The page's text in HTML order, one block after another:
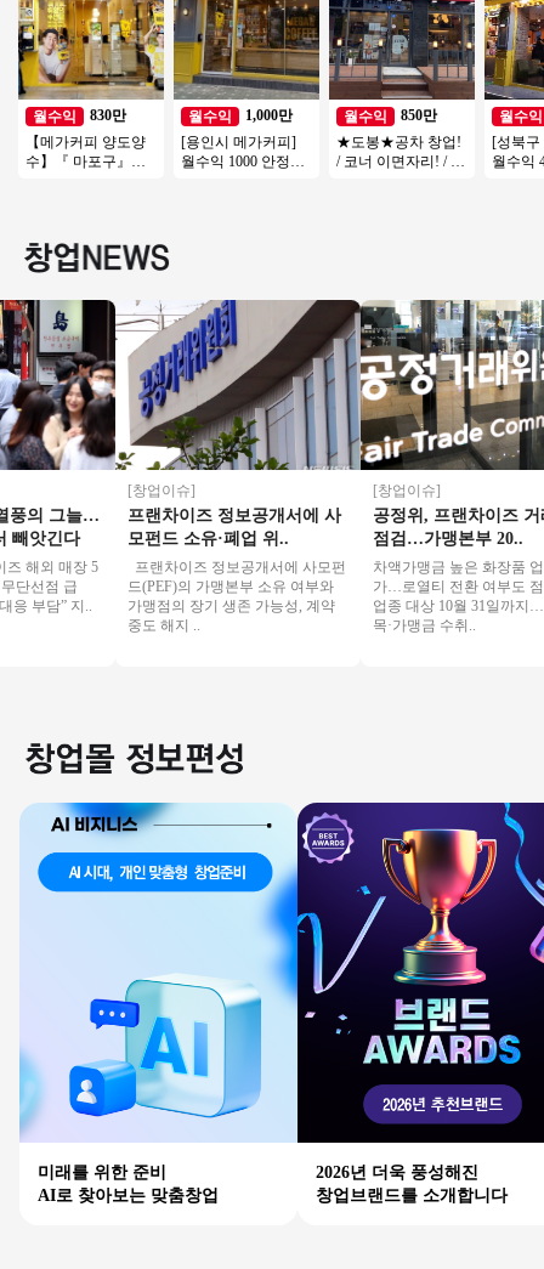
월수익
830만
【메가커피 양도양
수】『 마포구』＃
월수익
1,000만
[용인시 메가커피]
월수익 1000 안정적
월수익
850만
★도봉★공차 창업!
/ 코너 이면자리! / 최
월수익
[성북
월수익
의 그늘…
앗긴다
외 매장 5
선점 급
담” 지..
[창업이슈]
프랜차이즈 정보공개서에 사
모펀드 소유·폐업 위..
프랜차이즈 정보공개서에 사모펀
드(PEF)의 가맹본부 소유 여부와
가맹점의 장기 생존 가능성, 계약
중도 해지 ..
[창업이슈]
공정위, 프랜차이즈 거래
점검…가맹본부 20..
차액가맹금 높은 화장품 업종
가…로열티 전환 여부도 점검
업종 대상 10월 31일까지…필
목·가맹금 수취..
미래를 위한 준비
AI로 찾아보는 맞춤창업
2026년 더욱 풍성해진
창업브랜드를 소개합니다